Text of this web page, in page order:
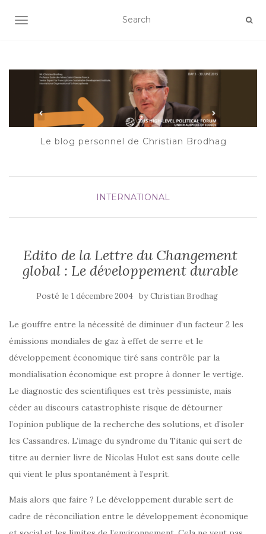
AFFICHER/MASQUER LA NAVIGATION
Le blog personnel de Christian Brodhag
INTERNATIONAL
Edito de la Lettre du Changement
global : Le développement durable
Posté le 1 décembre 2004 byChristian Brodhag
Le gouffre entre la nécessité de diminuer d’un facteur 2 les
émissions mondiales de gaz à effet de serre et le
développement économique tiré sans contrôle par la
mondialisation économique est propre à donner le vertige.
Le diagnostic des scientifiques est très pessimiste, mais
céder au discours catastrophiste risque de détourner
l’opinion publique de la recherche des solutions, et d’isoler
les Cassandres. L’image du syndrome du Titanic qui sert de
titre au dernier livre de Nicolas Hulot est sans doute celle
qui vient le plus spontanément à l’esprit.
Mais alors que faire ? Le développement durable sert de
cadre de réconciliation entre le développement économique